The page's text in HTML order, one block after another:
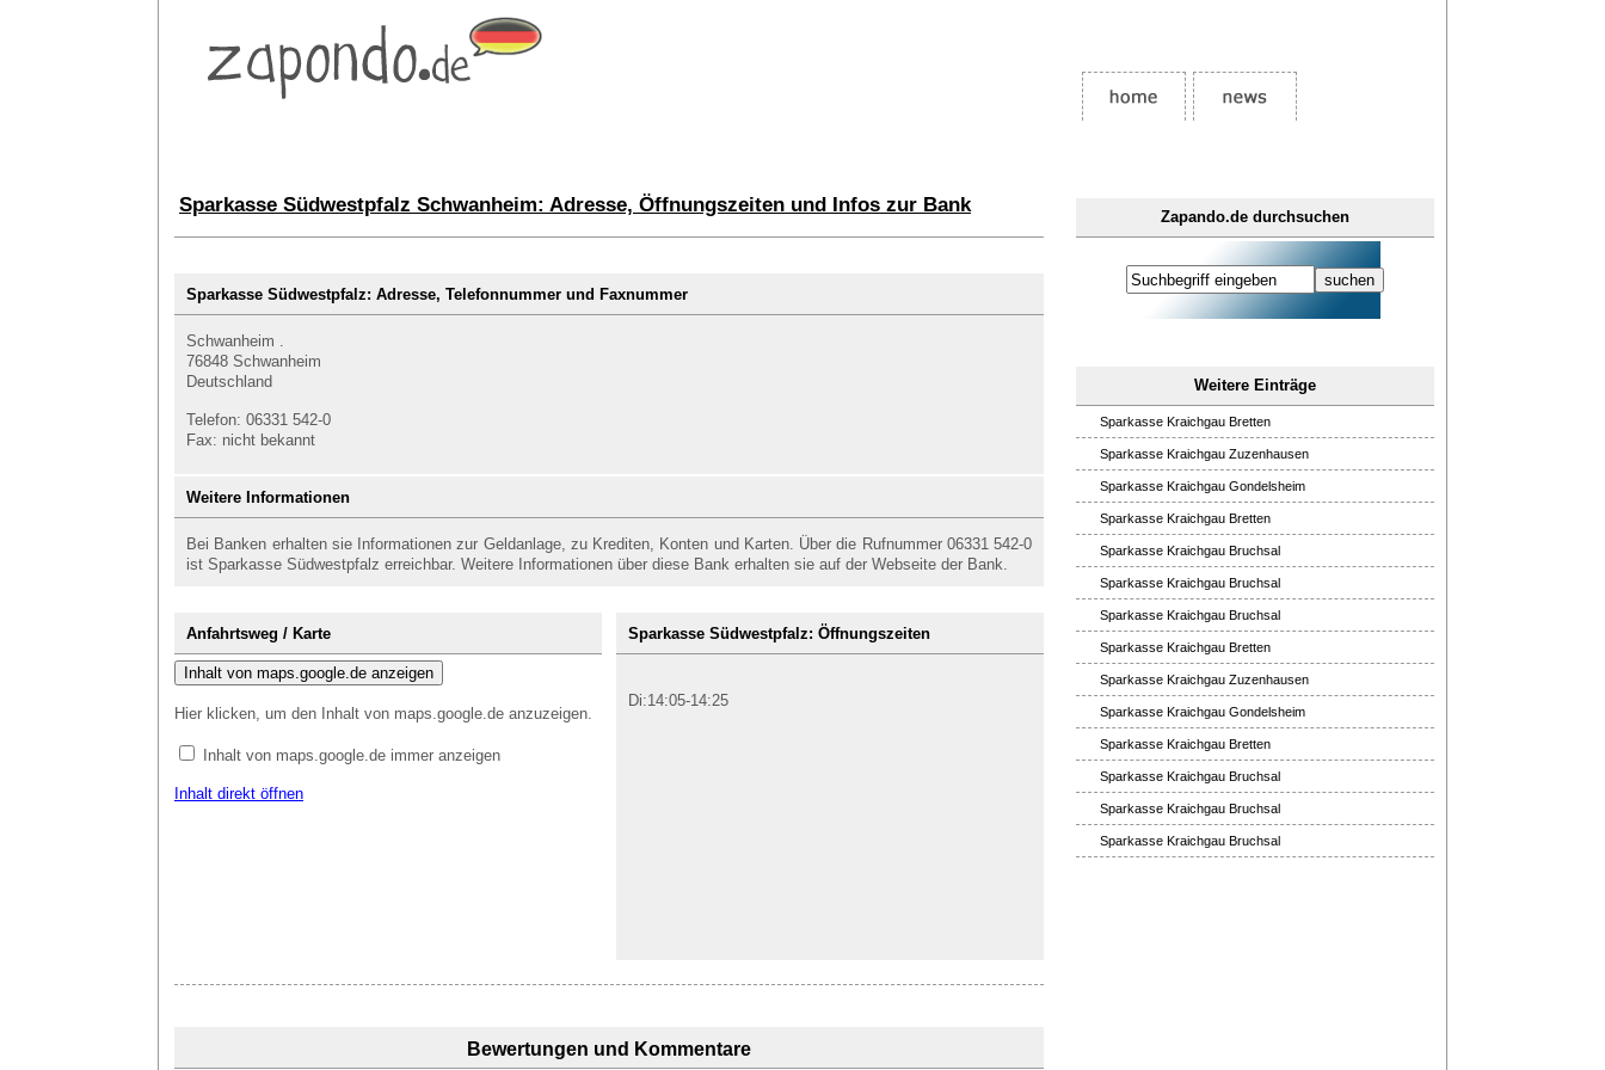
Zapando.de durchsuchen
Weitere Einträge
Sparkasse Kraichgau Bretten
Sparkasse Kraichgau Zuzenhausen
Sparkasse Kraichgau Gondelsheim
Sparkasse Kraichgau Bretten
Sparkasse Kraichgau Bruchsal
Sparkasse Kraichgau Bruchsal
Sparkasse Kraichgau Bruchsal
Sparkasse Kraichgau Bretten
Sparkasse Kraichgau Zuzenhausen
Sparkasse Kraichgau Gondelsheim
Sparkasse Kraichgau Bretten
Sparkasse Kraichgau Bruchsal
Sparkasse Kraichgau Bruchsal
Sparkasse Kraichgau Bruchsal
Sparkasse Südwestpfalz Schwanheim: Adresse, Öffnungszeiten und Infos zur Bank
Sparkasse Südwestpfalz: Adresse, Telefonnummer und Faxnummer
Schwanheim .
76848 Schwanheim
Deutschland
Telefon: 06331 542-0
Fax: nicht bekannt
Weitere Informationen
Bei Banken erhalten sie Informationen zur Geldanlage, zu Krediten, Konten und Karten. Über die Rufnummer 06331 542-0
ist Sparkasse Südwestpfalz erreichbar. Weitere Informationen über diese Bank erhalten sie auf der Webseite der Bank.
Anfahrtsweg / Karte
Inhalt von maps.google.de anzeigen
Hier klicken, um den Inhalt von maps.google.de anzuzeigen.
Inhalt von maps.google.de immer anzeigen
Inhalt direkt öffnen
Sparkasse Südwestpfalz: Öffnungszeiten
Di:14:05-14:25
Bewertungen und Kommentare